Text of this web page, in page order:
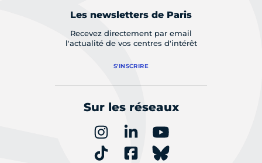
Les newsletters de Paris
Recevez directement par email
l'actualité de vos centres d'intérêt
S'INSCRIRE
Sur les réseaux